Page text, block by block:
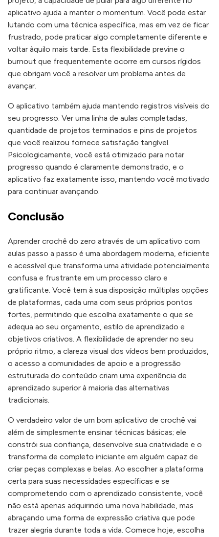
aplicativo ajuda a manter o momentum. Você pode estar
lutando com uma técnica específica, mas em vez de ficar
frustrado, pode praticar algo completamente diferente e
voltar àquilo mais tarde. Esta flexibilidade previne o
burnout que frequentemente ocorre em cursos rígidos
que obrigam você a resolver um problema antes de
avançar.
O aplicativo também ajuda mantendo registros visíveis do
seu progresso. Ver uma linha de aulas completadas,
quantidade de projetos terminados e pins de projetos
que você realizou fornece satisfação tangível.
Psicologicamente, você está otimizado para notar
progresso quando é claramente demonstrado, e o
aplicativo faz exatamente isso, mantendo você motivado
para continuar avançando.
Conclusão
Aprender crochê do zero através de um aplicativo com
aulas passo a passo é uma abordagem moderna, eficiente
e acessível que transforma uma atividade potencialmente
confusa e frustrante em um processo claro e
gratificante. Você tem à sua disposição múltiplas opções
de plataformas, cada uma com seus próprios pontos
fortes, permitindo que escolha exatamente o que se
adequa ao seu orçamento, estilo de aprendizado e
objetivos criativos. A flexibilidade de aprender no seu
próprio ritmo, a clareza visual dos vídeos bem produzidos,
o acesso a comunidades de apoio e a progressão
estruturada do conteúdo criam uma experiência de
aprendizado superior à maioria das alternativas
tradicionais.
O verdadeiro valor de um bom aplicativo de crochê vai
além de simplesmente ensinar técnicas básicas; ele
constrói sua confiança, desenvolve sua criatividade e o
transforma de completo iniciante em alguém capaz de
criar peças complexas e belas. Ao escolher a plataforma
certa para suas necessidades específicas e se
comprometendo com o aprendizado consistente, você
não está apenas adquirindo uma nova habilidade, mas
abraçando uma forma de expressão criativa que pode
trazer alegria durante toda a vida. Comece hoje, escolha